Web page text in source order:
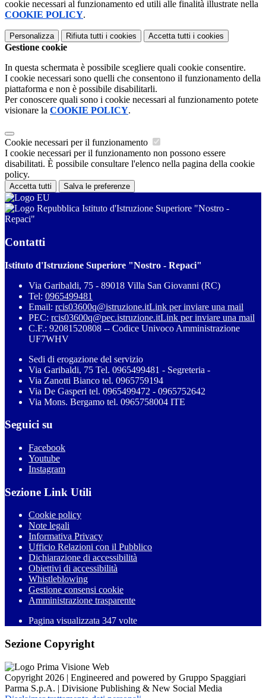
cookie necessari al funzionamento ed utili alle finalità illustrate nella
COOKIE POLICY.
Personalizza Rifiuta tutti i cookies Accetta tutti i cookies
Gestione cookie
In questa schermata è possibile scegliere quali cookie consentire.
I cookie necessari sono quelli che consentono il funzionamento della
piattaforma e non è possibile disabilitarli.
Per conoscere quali sono i cookie necessari al funzionamento potete
visionare la COOKIE POLICY.
Cookie necessari per il funzionamento
I cookie necessari per il funzionamento non possono essere
disabilitati. È possibile consultare l'elenco nella pagina della cookie
policy.
Accetta tutti Salva le preferenze
Istituto d'Istruzione Superiore "Nostro -
Repaci"
Contatti
Istituto d'Istruzione Superiore "Nostro - Repaci"
Via Garibaldi, 75 - 89018 Villa San Giovanni (RC)
Tel: 0965499481
Email: rcis03600q@istruzione.itLink per inviare una mail
PEC: rcis03600q@pec.istruzione.itLink per inviare una mail
C.F.: 92081520808 -- Codice Univoco Amministrazione
UF7WHV
Sedi di erogazione del servizio
Via Garibaldi, 75 Tel. 0965499481 - Segreteria -
Via Zanotti Bianco tel. 0965759194
Via De Gasperi tel. 0965499472 - 0965752642
Via Mons. Bergamo tel. 0965758004 ITE
Seguici su
Facebook
Youtube
Instagram
Sezione Link Utili
Cookie policy
Note legali
Informativa Privacy
Ufficio Relazioni con il Pubblico
Dichiarazione di accessibilità
Obiettivi di accessibilità
Whistleblowing
Gestione consensi cookie
Amministrazione trasparente
Pagina visualizzata 347 volte
Sezione Copyright
Copyright 2026 | Engineered and powered by Gruppo Spaggiari
Parma S.p.A. | Divisione Publishing & New Social Media